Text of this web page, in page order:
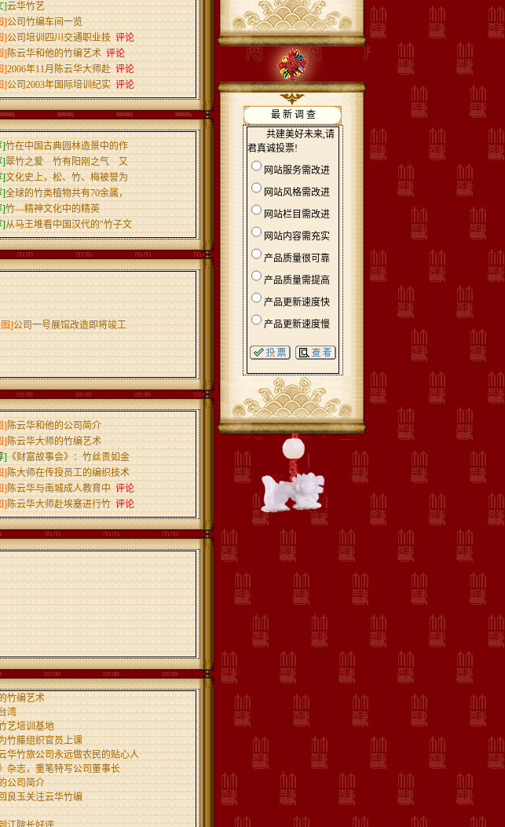
]云华竹艺
]公司竹编车间一览
]公司培训四川交通职业技 评论
]陈云华和他的竹编艺术 评论
]2006年11月陈云华大师赴 评论
]公司2003年国际培训纪实 评论
]竹在中国古典园林造景中的作
]翠竹之爱 竹有阳刚之气 又
]文化史上，松、竹、梅被誉为
]全球的竹类植物共有70余属，
]竹—精神文化中的精英
]从马王堆看中国汉代的"竹子文
]公司一号展馆改造即将竣工
]陈云华和他的公司简介
]陈云华大师的竹编艺术
]《财富故事会》：竹丝贵如金
]陈大师在传授员工的编织技术
]陈云华与南城成人教育中 评论
]陈云华大师赴埃塞进行竹 评论
竹编艺术
湾
艺培训基地
竹藤组织官员上课
华竹旅公司永远做农民的贴心人
杂志，重笔特写公司董事长
公司简介
良玉关注云华竹编
最 新 调 查
共建美好未来,请
君真诚投票!
网站服务需改进
网站风格需改进
网站栏目需改进
网站内容需充实
产品质量很可靠
产品质量需提高
产品更新速度快
产品更新速度慢